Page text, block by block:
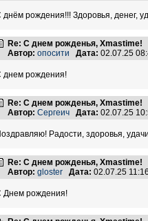
днём рождения!!! Здоровья, денег,
Re: С днем рожденья, Xmastime!
Автор: опосити Дата: 02.07.25
днем рождения!
Re: С днем рожденья, Xmastime!
Автор: Сергеич Дата: 02.07.25
Радости, здоровья,
Re: С днем рожденья, Xmastime!
Автор: gloster Дата: 02.07.25
Днем рождения!